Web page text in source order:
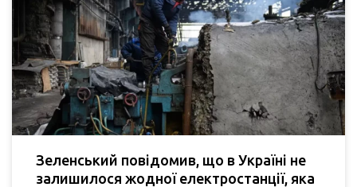
Зеленський повідомив, що в Україні не
залишилося жодної електростанції, яка